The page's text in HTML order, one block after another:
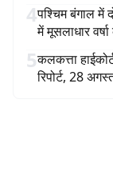
4पश्चिम बंगाल में
में मूसलाधार
5कलकत्ता
रिपोर्ट, 28